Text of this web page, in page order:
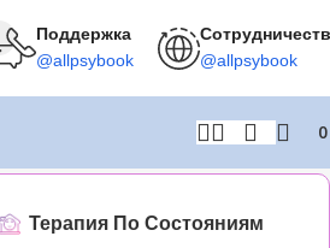
Поддержка
@allpsybook @allpsybook
Терапия По Состояниям